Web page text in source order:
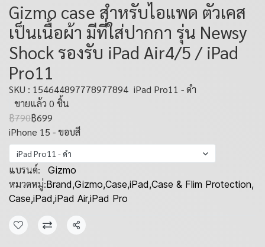
Gizmo case สำหรับไอแพด ตัวเคส
เป็นเนื้อผ้า มีที่ใส่ปากกา รุ่น Newsy
Shock รองรับ iPad Air4/5 / iPad
Pro11
SKU : 154644897778977894 iPad Pro11 - ดำ
ขายแล้ว 0 ชิ้น
฿790฿699
iPhone 15 - ขอบสี
iPad Pro11 - ดำ
แบรนด์: Gizmo
หมวดหมู่:Brand,Gizmo,Case,iPad,Case & Flim Protection,
Case,iPad,iPad Air,iPad Pro
แชร์